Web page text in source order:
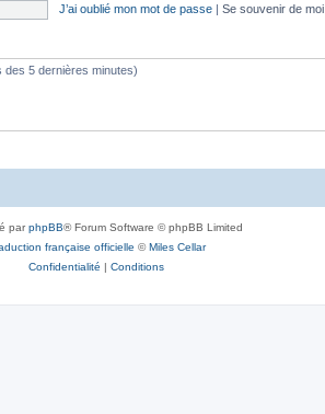
J’ai oublié mon mot de passe | Se souvenir de moi
des 5 dernières minutes)
parphpBB® Forum Software © phpBB Limited
française officielle ©Miles Cellar
Confidentialité | Conditions